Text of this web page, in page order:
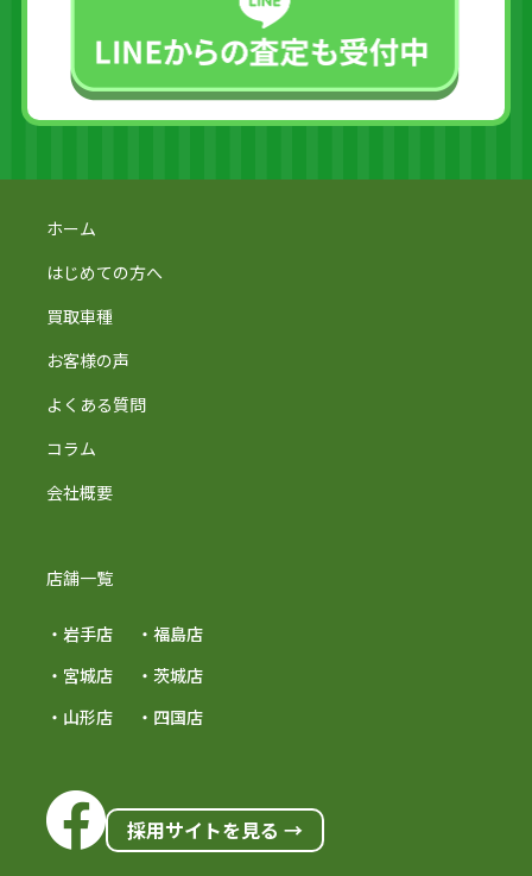
ホーム
はじめての方へ
買取車種
お客様の声
よくある質問
コラム
会社概要
店舗一覧
・岩手店
・宮城店
・山形店
・福島店
・茨城店
・四国店
採用サイトを見る →